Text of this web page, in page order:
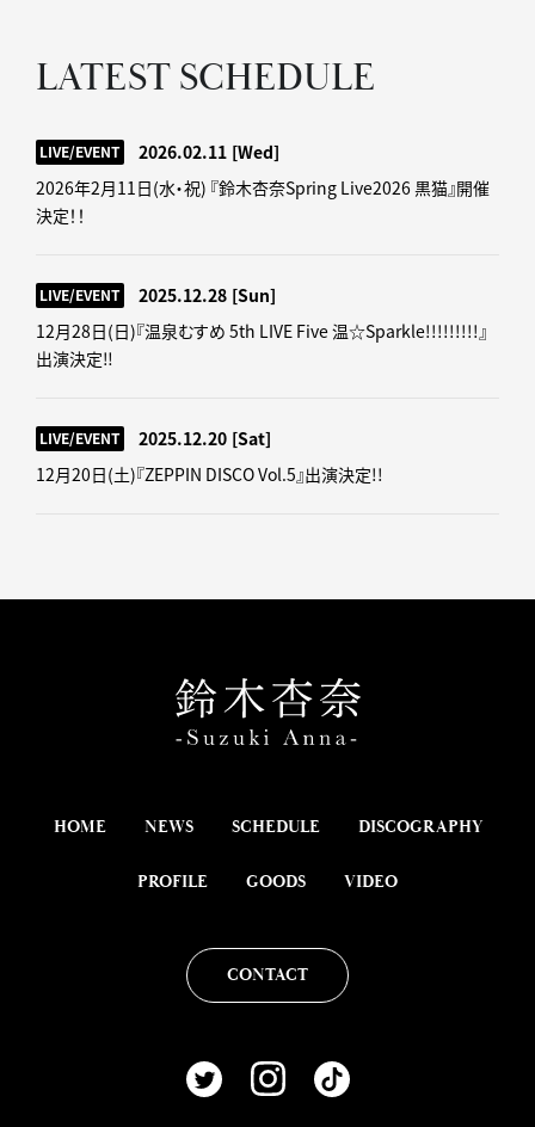
LATEST SCHEDULE
LIVE/EVENT 2026.02.11 [Wed]
2026年2月11日(水・祝) 『鈴木杏奈Spring Live2026 黒猫』開催
決定！！
LIVE/EVENT 2025.12.28 [Sun]
12月28日(日)『温泉むすめ 5th LIVE Five 温☆Sparkle!!!!!!!!!』
出演決定‼
LIVE/EVENT 2025.12.20 [Sat]
12月20日(土)『ZEPPIN DISCO Vol.5』出演決定!!
HOME NEWS SCHEDULE DISCOGRAPHY
PROFILE GOODS VIDEO
CONTACT